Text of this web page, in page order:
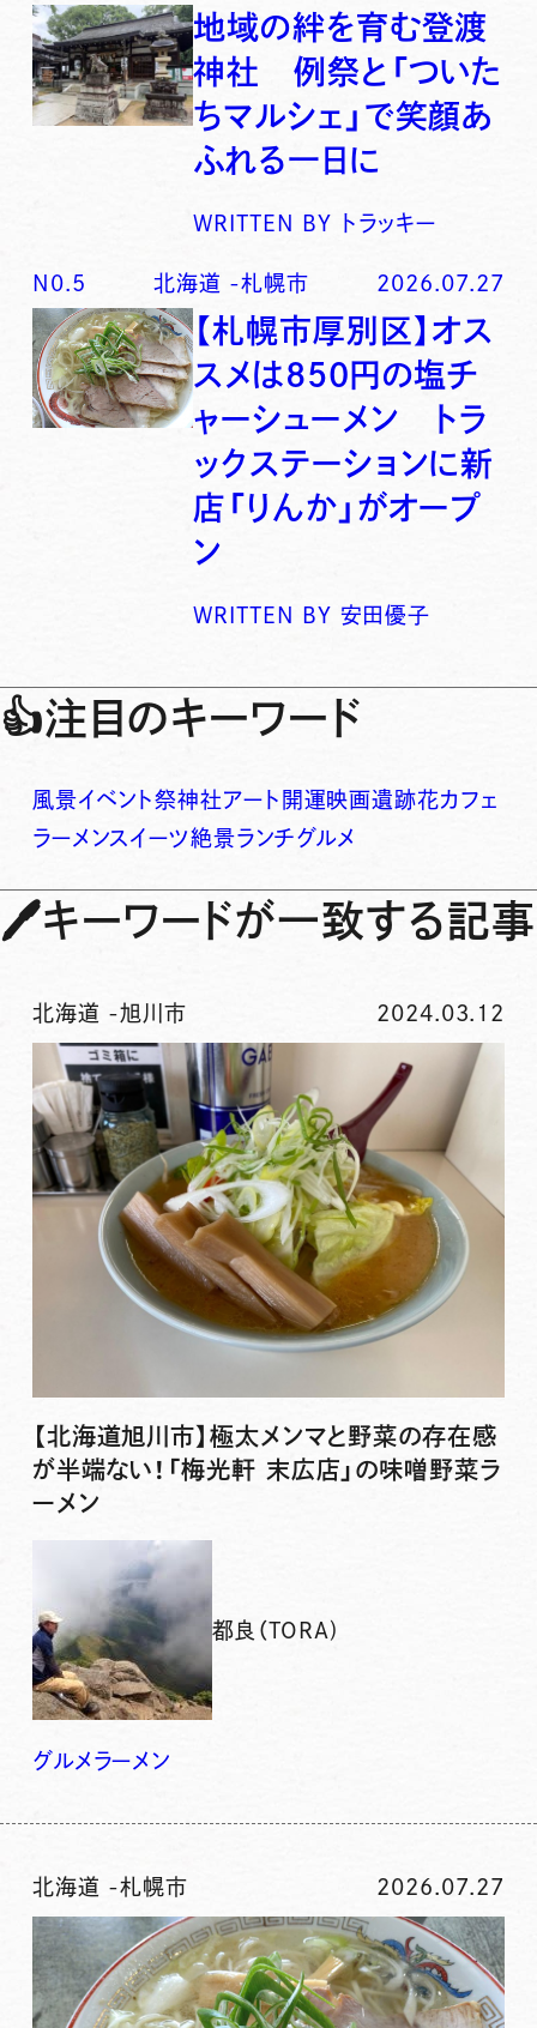
地域の絆を育む登渡
神社 例祭と「ついた
ちマルシェ」で笑顔あ
ふれる一日に
WRITTEN BY トラッキー
N0. 5 北海道 -札幌市 2026.07.27
【札幌市厚別区】オス
スメは850円の塩チ
ャーシューメン トラ
ックステーションに新
店「りんか」がオープ
ン
WRITTEN BY 安田優子
👍注目のキーワード
風景イベント祭神社アート 開運映画遺跡花カフェ
ラーメンスイーツ絶景ランチグルメ
🖊キーワードが一致する記事
北海道 -旭川市 2024.03.12
【北海道旭川市】極太メンマと野菜の存在感
が半端ない！「梅光軒 末広店」の味噌野菜ラ
ーメン
都良（TORA)
グルメ ラーメン
北海道 -札幌市 2026.07.27